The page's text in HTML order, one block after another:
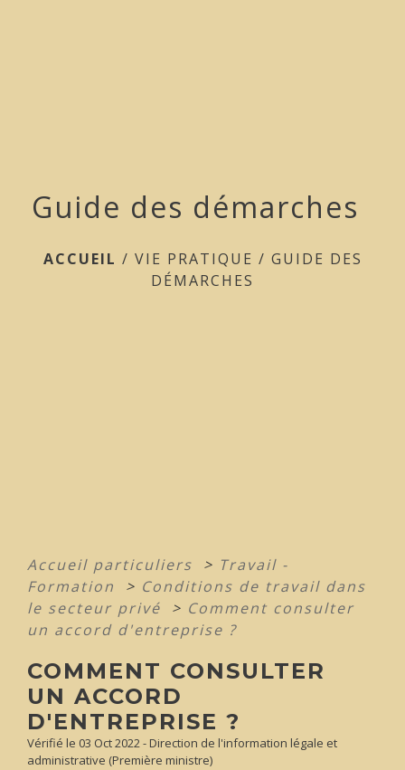
Guide des démarches
ACCUEIL / VIE PRATIQUE / GUIDE DES
DÉMARCHES
Accueil particuliers > Travail -
Formation
> Conditions de travail dans
le secteur privé
> Comment consulter
un accord d'entreprise ?
COMMENT CONSULTER
UN ACCORD
D'ENTREPRISE ?
Vérifié le 03 Oct 2022 - Direction de l'information légale et
administrative (Première ministre)